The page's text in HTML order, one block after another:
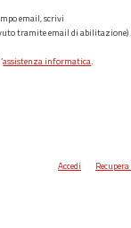
email, scrivi
tramite email di abilitazione)
assistenza informatica.
Accedi